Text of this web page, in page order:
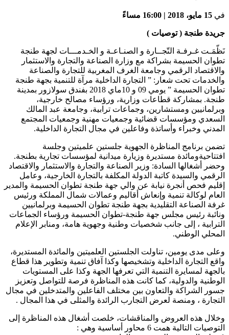
15 مايو، 2018 | 16:00 مساءً
طنجة ( توصيات )
غـرفـة التّجــارة و الصنـاعـة و الخـدمـــات لجهة طنجة
الحسيمة بشراكة مع وزارة الصناعة والتجارة والاستثمار
الرقمي وجامعة الغرف المغربية للتجارة والصناعة
تحت شعار: ” التجارة الداخلية مرآة للتنمية بجهة طنجة
تطوان الحسيمة ” يومي 09 و 10ماي 2018 بفندق سولازور بمدينة
بمشاركة قطاعات وزارية، ورؤساء مصالح خارجية،
ومستشارين، وجماعات ترابية، وجامعة عبد المالك
ومؤسسات قضائية وجمعيات مهنية وجمعيات المجتمع
وخبراء وأساتذة وفاعلين في مجال التجارة الداخلية.
برنامج المناظرة الجهوية جلستين علميتين وجلسة
مستديرة وزيارة ميدانية لمؤسسات تجارية بطنجة.
أشغالها السادة: وزير الصناعة والتجارة والاستثمار والاقتصاد
والسيدة كاتبة الدولة المكلفة بالتجارة الخارجية، وعامل
فحص أنجرة نيابة عن والي جهة طنجة تطوان الحسيمة والمدير
لوكالة تنمية وإنعاش أقاليم وعمالات شمال المملكة ورئيس
الصناعة التقليدية بجهة طنجة تطوان الحسيمة وبرلمانيين
رئيس مجلس جهة طنجة-تطوان الحسيمة ورؤساء الجماعات
، إلى جانب شخصيات وطنية وجهوية هامة، ومنابر الإعلام
الوطني.
مدى يومين، تناولت الجلستين العلميتين والمائدة المستديرة،
التجارة الداخلية وتشخيصها وكذا آفاق تنمية وتطوير هذا قطاع
لمسايرة التنمية التي تعرفها الجهة وكذا على المستويات
والدولية، كما كانت هذه المناظرة فرصة للتواصل وتعزيز
الشراكة والتعاون بين مختلف الفاعلين والمتدخلين في مجال
، ومنصة لعرض التجارب الرائدة والمثلى في هذا المجال .
هذه العروض والمناقشات، خلصت أشغال هذه المناظرة إلى
التالية همت 6 محاور أساسية وهي :